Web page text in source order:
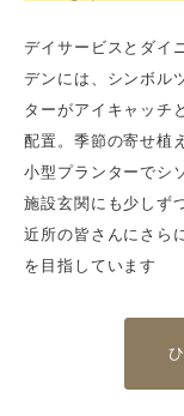
デイサービスとダイ
デンには、シンボル
ターがアイキャッチ
配置。季節の寄せ植
小型プランターでシ
施設玄関にも少しず
近所の皆さんにさら
を目指しています